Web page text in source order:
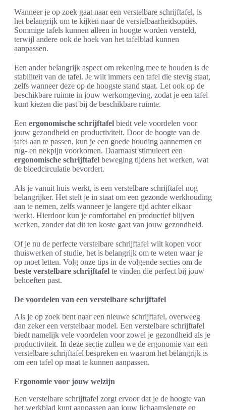
Wanneer je op zoek gaat naar een verstelbare schrijftafel, is
het belangrijk om te kijken naar de verstelbaarheidsopties.
Sommige tafels kunnen alleen in hoogte worden versteld,
terwijl andere ook de hoek van het tafelblad kunnen
aanpassen.
Een ander belangrijk aspect om rekening mee te houden is de
stabiliteit van de tafel. Je wilt immers een tafel die stevig staat,
zelfs wanneer deze op de hoogste stand staat. Let ook op de
beschikbare ruimte in jouw werkomgeving, zodat je een tafel
kunt kiezen die past bij de beschikbare ruimte.
Een ergonomische schrijftafel biedt vele voordelen voor
jouw gezondheid en productiviteit. Door de hoogte van de
tafel aan te passen, kun je een goede houding aannemen en
rug- en nekpijn voorkomen. Daarnaast stimuleert een
ergonomische schrijftafel beweging tijdens het werken, wat
de bloedcirculatie bevordert.
Als je vanuit huis werkt, is een verstelbare schrijftafel nog
belangrijker. Het stelt je in staat om een gezonde werkhouding
aan te nemen, zelfs wanneer je langere tijd achter elkaar
werkt. Hierdoor kun je comfortabel en productief blijven
werken, zonder dat dit ten koste gaat van jouw gezondheid.
Of je nu de perfecte verstelbare schrijftafel wilt kopen voor
thuiswerken of studie, het is belangrijk om te weten waar je
op moet letten. Volg onze tips in de volgende secties om de
beste verstelbare schrijftafel te vinden die perfect bij jouw
behoeften past.
De voordelen van een verstelbare schrijftafel
Als je op zoek bent naar een nieuwe schrijftafel, overweeg
dan zeker een verstelbaar model. Een verstelbare schrijftafel
biedt namelijk vele voordelen voor zowel je gezondheid als je
productiviteit. In deze sectie zullen we de ergonomie van een
verstelbare schrijftafel bespreken en waarom het belangrijk is
om een tafel op maat te kunnen aanpassen.
Ergonomie voor jouw welzijn
Een verstelbare schrijftafel zorgt ervoor dat je de hoogte van
het werkblad kunt aanpassen aan jouw lichaamslengte en